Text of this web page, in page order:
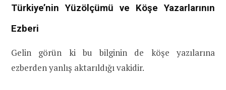
Türkiye’nin Yüzölçümü ve Köşe Yazarlarının
Ezberi
Gelin görün ki bu bilginin de köşe yazılarına
ezberden yanlış aktarıldığı vakidir.